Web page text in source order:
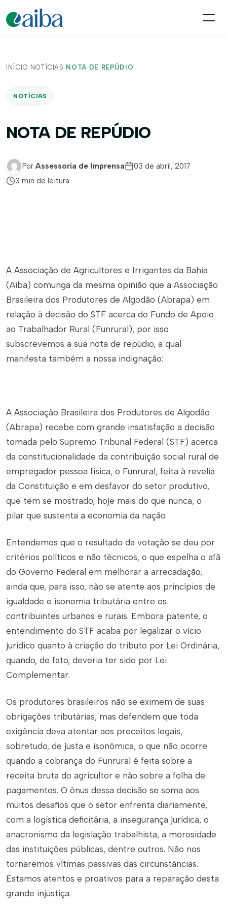
INÍCIO/ NOTÍCIAS / NOTA DE REPÚDIO
NOTÍCIAS
NOTA DE REPÚDIO
Por Assessoria de Imprensa
03 de abril, 2017
3 min de leitura
A Associação de Agricultores e Irrigantes da Bahia
(Aiba) comunga da mesma opinião que a Associação
Brasileira dos Produtores de Algodão (Abrapa) em
relação à decisão do STF acerca do Fundo de Apoio
ao Trabalhador Rural (Funrural), por isso
subscrevemos a sua nota de repúdio, a qual
manifesta também a nossa indignação:
A Associação Brasileira dos Produtores de Algodão
(Abrapa) recebe com grande insatisfação a decisão
tomada pelo Supremo Tribunal Federal (STF) acerca
da constitucionalidade da contribuição social rural de
empregador pessoa física, o Funrural, feita à revelia
da Constituição e em desfavor do setor produtivo,
que tem se mostrado, hoje mais do que nunca, o
pilar que sustenta a economia da nação.
Entendemos que o resultado da votação se deu por
critérios políticos e não técnicos, o que espelha o afã
do Governo Federal em melhorar a arrecadação,
ainda que, para isso, não se atente aos princípios de
igualdade e isonomia tributária entre os
contribuintes urbanos e rurais. Embora patente, o
entendimento do STF acaba por legalizar o vício
jurídico quanto à criação do tributo por Lei Ordinária,
quando, de fato, deveria ter sido por Lei
Complementar.
Os produtores brasileiros não se eximem de suas
obrigações tributárias, mas defendem que toda
exigência deva atentar aos preceitos legais,
sobretudo, de justa e isonômica, o que não ocorre
quando a cobrança do Funrural é feita sobre a
receita bruta do agricultor e não sobre a folha de
pagamentos. O ônus dessa decisão se soma aos
muitos desafios que o setor enfrenta diariamente,
com a logística deficitária, a insegurança jurídica, o
anacronismo da legislação trabalhista, a morosidade
das instituições públicas, dentre outros. Não nos
tornaremos vítimas passivas das circunstâncias.
Estamos atentos e proativos para a reparação desta
grande injustiça.